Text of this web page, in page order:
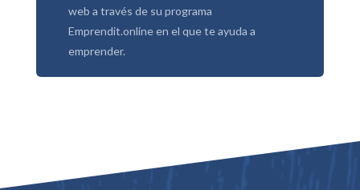
web a través de su programa
Emprendit.online en el que te ayuda a
emprender.